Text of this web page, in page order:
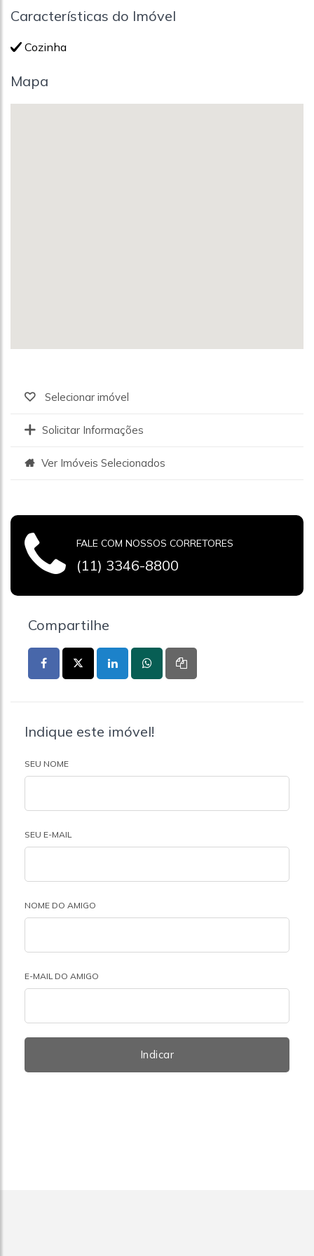
Características do Imóvel
Cozinha
Mapa
Selecionar imóvel
Solicitar Informações
Ver Imóveis Selecionados
FALE COM NOSSOS CORRETORES
(11) 3346-8800
Compartilhe
Indique este imóvel!
SEU NOME
SEU E-MAIL
NOME DO AMIGO
E-MAIL DO AMIGO
Indicar